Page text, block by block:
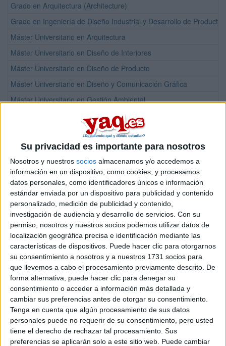
Su privacidad es importante para nosotros
Nosotros y nuestros socios almacenamos y/o accedemos a
información en un dispositivo, como cookies, y procesamos
datos personales, como identificadores únicos e información
estándar enviada por un dispositivo para publicidad y contenido
personalizado, medición de publicidad y contenido,
investigación de audiencia y desarrollo de servicios. Con su
permiso, nosotros y nuestros socios podemos utilizar datos de
localización geográfica precisa e identificación mediante las
características de dispositivos. Puede hacer clic para otorgarnos
su consentimiento a nosotros y a nuestros 1731 socios para
que llevemos a cabo el procesamiento previamente descrito. De
forma alternativa, puede hacer clic para denegar su
consentimiento o acceder a información más detallada y
cambiar sus preferencias antes de otorgar su consentimiento.
Tenga en cuenta que algún procesamiento de sus datos
personales puede no requerir de su consentimiento, pero usted
tiene el derecho de rechazar tal procesamiento. Sus
preferencias se aplicarán solo a este sitio web. Puede cambiar
Grado en Arquitectura (Architecture)
Grado en Ingeniería de Diseño Industrial y Desarrollo de Productos
Máster Universitario en Arquitectura
Máster Universitario en Diseño de Interiores
Máster Universitario en Diseño de Producto
Máster Universitario en Diseño y Comunicación Gráfica
Máster Universitario en Gestión Ambiental
Máster Universitario en Gestión de Instalaciones Energéticas e
Máster Universitario en Gestión de Proyectos e Instalaciones
Facultad de Ciencias de la Salud
Titulación
Grado en Fisioterapia (Physiotherapy)
Grado en Medicina
Grado en Nutrición Humana y Dietética
Grado en Nutrición Humana y Dietética (para titulados en
Grado en Enfermería
Grado en Enfermería (Nursing Studies)
Grado en Farmacia
Grado en Farmacia (Pharmacy)
Grado en Fisioterapia
Grado en Medicina (Medicine)
Grado en Odontología